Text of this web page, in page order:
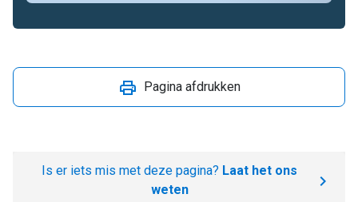
Pagina afdrukken
Is er iets mis met deze pagina? Laat het ons
weten